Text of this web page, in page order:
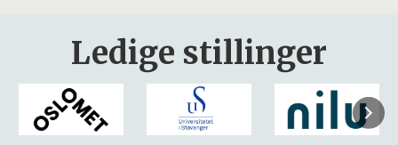
Ledige stillinger